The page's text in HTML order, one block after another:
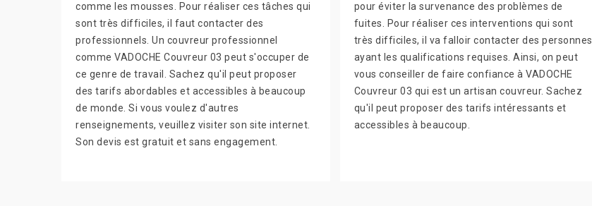
comme les mousses. Pour réaliser ces tâches qui
sont très difficiles, il faut contacter des
professionnels. Un couvreur professionnel
comme VADOCHE Couvreur 03 peut s'occuper de
ce genre de travail. Sachez qu'il peut proposer
des tarifs abordables et accessibles à beaucoup
de monde. Si vous voulez d'autres
renseignements, veuillez visiter son site internet.
Son devis est gratuit et sans engagement.
pour éviter la survenance des problèmes de
fuites. Pour réaliser ces interventions qui sont
très difficiles, il va falloir contacter des personnes
ayant les qualifications requises. Ainsi, on peut
vous conseiller de faire confiance à VADOCHE
Couvreur 03 qui est un artisan couvreur. Sachez
qu'il peut proposer des tarifs intéressants et
accessibles à beaucoup.